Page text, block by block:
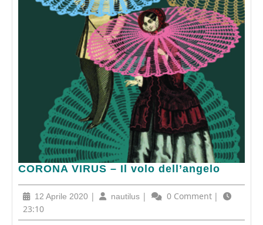
CORONA VIRUS – Il volo dell’angelo
CORONA
–
Il
volo
12 Aprile 2020 12
2020
| nautilus nautilus
| 0 Comment |
23:10